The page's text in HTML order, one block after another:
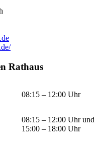
Rathaus
08:15 – 12:00 Uhr
08:15 – 12:00 Uhr und
15:00 – 18:00 Uhr